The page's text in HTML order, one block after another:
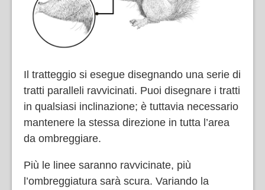
Il tratteggio si esegue disegnando una serie di
tratti paralleli ravvicinati. Puoi disegnare i tratti
in qualsiasi inclinazione; è tuttavia necessario
mantenere la stessa direzione in tutta l’area
da ombreggiare.
Più le linee saranno ravvicinate, più
l’ombreggiatura sarà scura. Variando la